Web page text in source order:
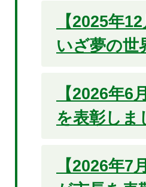
【2025年
いざ夢の世
【2026年
を表彰しま
【2026年7